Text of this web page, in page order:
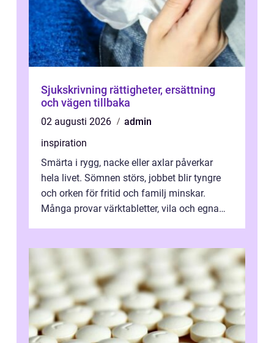
Sjukskrivning rättigheter, ersättning
och vägen tillbaka
02 augusti 2026
admin
inspiration
Smärta i rygg, nacke eller axlar påverkar
hela livet. Sömnen störs, jobbet blir tyngre
och orken för fritid och familj minskar.
Många provar värktabletter, vila och egna